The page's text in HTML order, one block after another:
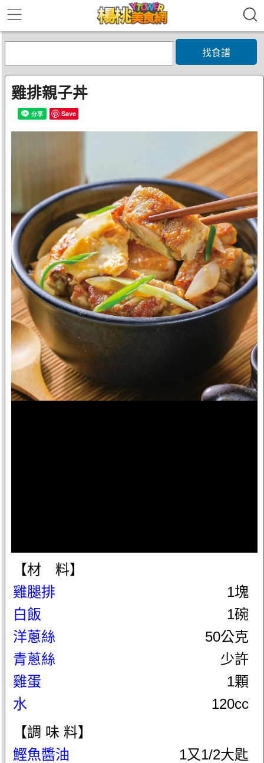
找食譜
雞排親子丼
Save
【材 料】
雞腿排
1塊
白飯
1碗
洋蔥絲
50公克
青蔥絲
少許
雞蛋
1顆
水
120cc
【調 味 料】
鰹魚醬油
1又1/2大匙